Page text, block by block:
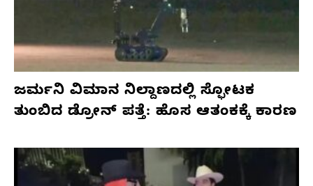
ಜರ್ಮನಿ ವಿಮಾನ ನಿಲ್ದಾಣದಲ್ಲಿ ಸ್ಫೋಟಕ
ತುಂಬಿದ ಡ್ರೋನ್ ಪತ್ತೆ: ಹೊಸ ಆತಂಕಕ್ಕೆ ಕಾರಣ